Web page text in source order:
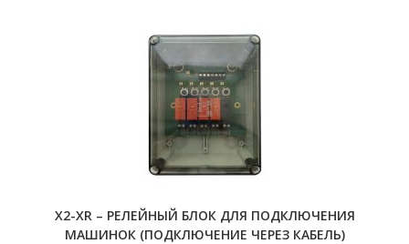
X2-ХR – РЕЛЕЙНЫЙ БЛОК ДЛЯ ПОДКЛЮЧЕНИЯ
МАШИНОК (ПОДКЛЮЧЕНИЕ ЧЕРЕЗ КАБЕЛЬ)